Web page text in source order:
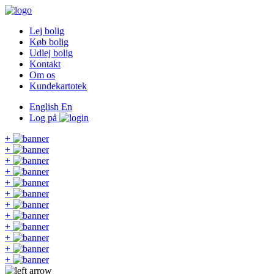
Lej bolig
Køb bolig
Udlej bolig
Kontakt
Om os
Kundekartotek
English En
Log på
+
+
+
+
+
+
+
+
+
+
+
+